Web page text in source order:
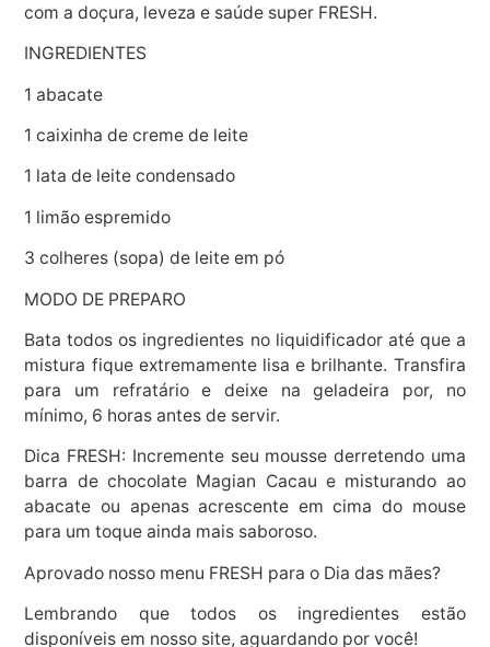
com a doçura, leveza e saúde super FRESH.
INGREDIENTES
1 abacate
1 caixinha de creme de leite
1 lata de leite condensado
1 limão espremido
3 colheres (sopa) de leite em pó
MODO DE PREPARO
Bata todos os ingredientes no liquidificador até que a
mistura fique extremamente lisa e brilhante. Transfira
para um refratário e deixe na geladeira por, no
mínimo, 6 horas antes de servir.
Dica FRESH: Incremente seu mousse derretendo uma
barra de chocolate Magian Cacau e misturando ao
abacate ou apenas acrescente em cima do mouse
para um toque ainda mais saboroso.
Aprovado nosso menu FRESH para o Dia das mães?
Lembrando que todos os ingredientes estão
disponíveis em nosso site, aguardando por você!